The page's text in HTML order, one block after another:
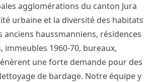
agglomérations du canton Jura
urbaine et la diversité des habitats
haussmanniens, résidences
immeubles 1960-70, bureaux,
une forte demande pour des
de bardage. Notre équipe y